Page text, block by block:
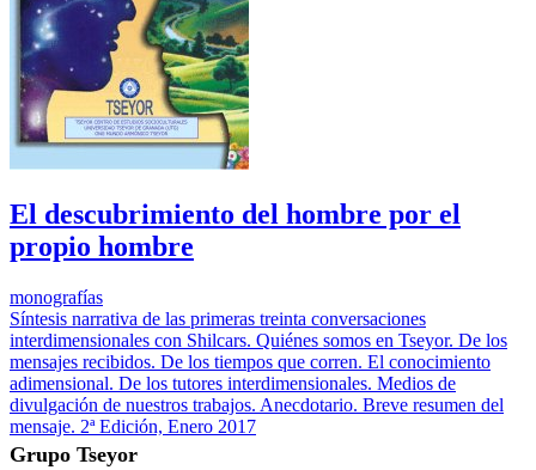
El descubrimiento del hombre por el
propio hombre
monografías
Síntesis narrativa de las primeras treinta conversaciones
interdimensionales con Shilcars. Quiénes somos en Tseyor. De los
mensajes recibidos. De los tiempos que corren. El conocimiento
adimensional. De los tutores interdimensionales. Medios de
divulgación de nuestros trabajos. Anecdotario. Breve resumen del
mensaje. 2ª Edición, Enero 2017
Grupo Tseyor